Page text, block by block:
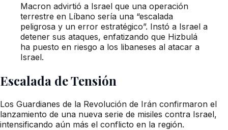
Macron advirtió a Israel que una operación
terrestre en Líbano sería una “escalada
peligrosa y un error estratégico”. Instó a Israel a
detener sus ataques, enfatizando que Hizbulá
ha puesto en riesgo a los libaneses al atacar a
Israel.
Escalada de Tensión
Los Guardianes de la Revolución de Irán confirmaron el
lanzamiento de una nueva serie de misiles contra Israel,
intensificando aún más el conflicto en la región.